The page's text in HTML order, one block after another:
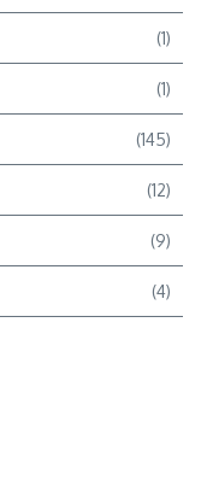
(1)
(1)
(145)
(12)
(9)
(4)